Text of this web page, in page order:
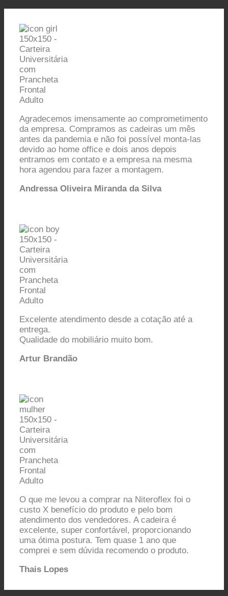
Agradecemos imensamente ao comprometimento
da empresa. Compramos as cadeiras um mês
antes da pandemia e não foi possível monta-las
devido ao home office e dois anos depois
entramos em contato e a empresa na mesma
hora agendou para fazer a montagem.
Andressa Oliveira Miranda da Silva
Excelente atendimento desde a cotação até a
entrega.
Qualidade do mobiliário muito bom.
Artur Brandão
O que me levou a comprar na Niteroflex foi o
custo X benefício do produto e pelo bom
atendimento dos vendedores. A cadeira é
excelente, super confortável, proporcionando
uma ótima postura. Tem quase 1 ano que
comprei e sem dúvida recomendo o produto.
Thais Lopes